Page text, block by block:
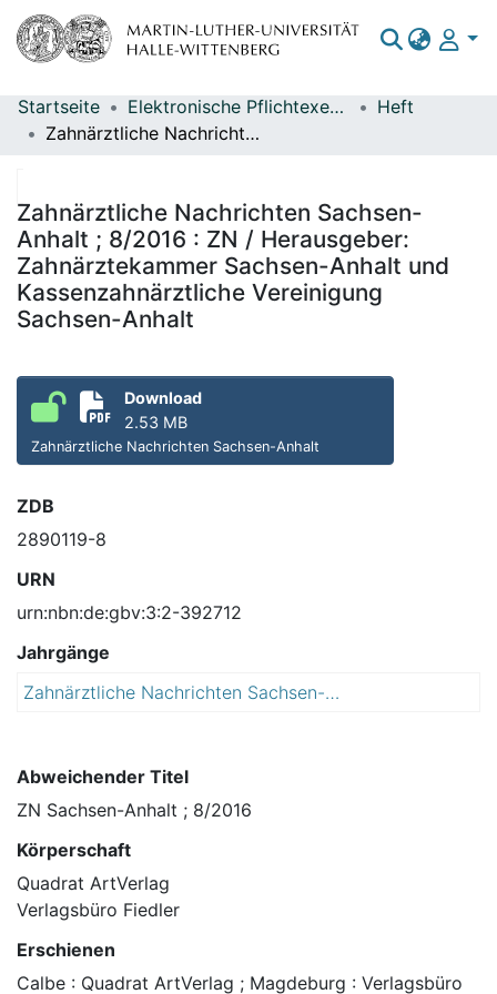
Bereiche & Sammlungen
Statistiken
Startseite Elektronische Pflichtexemplare
Heft
Zahnärztliche Nachrichten Sachsen-Anhalt ; 8/2016 : ZN / Herausgeber: Zahnärztekammer Sachsen-Anhalt und Kassenzahnärztliche Vereinigung Sachsen-Anhalt
Zahnärztliche Nachrichten Sachsen-
Anhalt ; 8/2016 : ZN / Herausgeber:
Zahnärztekammer Sachsen-Anhalt und
Kassenzahnärztliche Vereinigung
Sachsen-Anhalt
Download
2.53 MB
Zahnärztliche Nachrichten Sachsen-Anhalt
ZDB
2890119-8
URN
urn:nbn:de:gbv:3:2-392712
Jahrgänge
Zahnärztliche Nachrichten Sachsen-Anhalt : ZN
Abweichender Titel
ZN Sachsen-Anhalt ; 8/2016
Körperschaft
Quadrat ArtVerlag
Verlagsbüro Fiedler
Erschienen
Calbe : Quadrat ArtVerlag ; Magdeburg : Verlagsbüro